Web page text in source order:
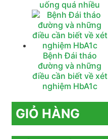
uống quá nhiều
Bệnh Đái tháo
đường và những
điều cần biết về xét
nghiệm HbA1c
GIỎ HÀNG